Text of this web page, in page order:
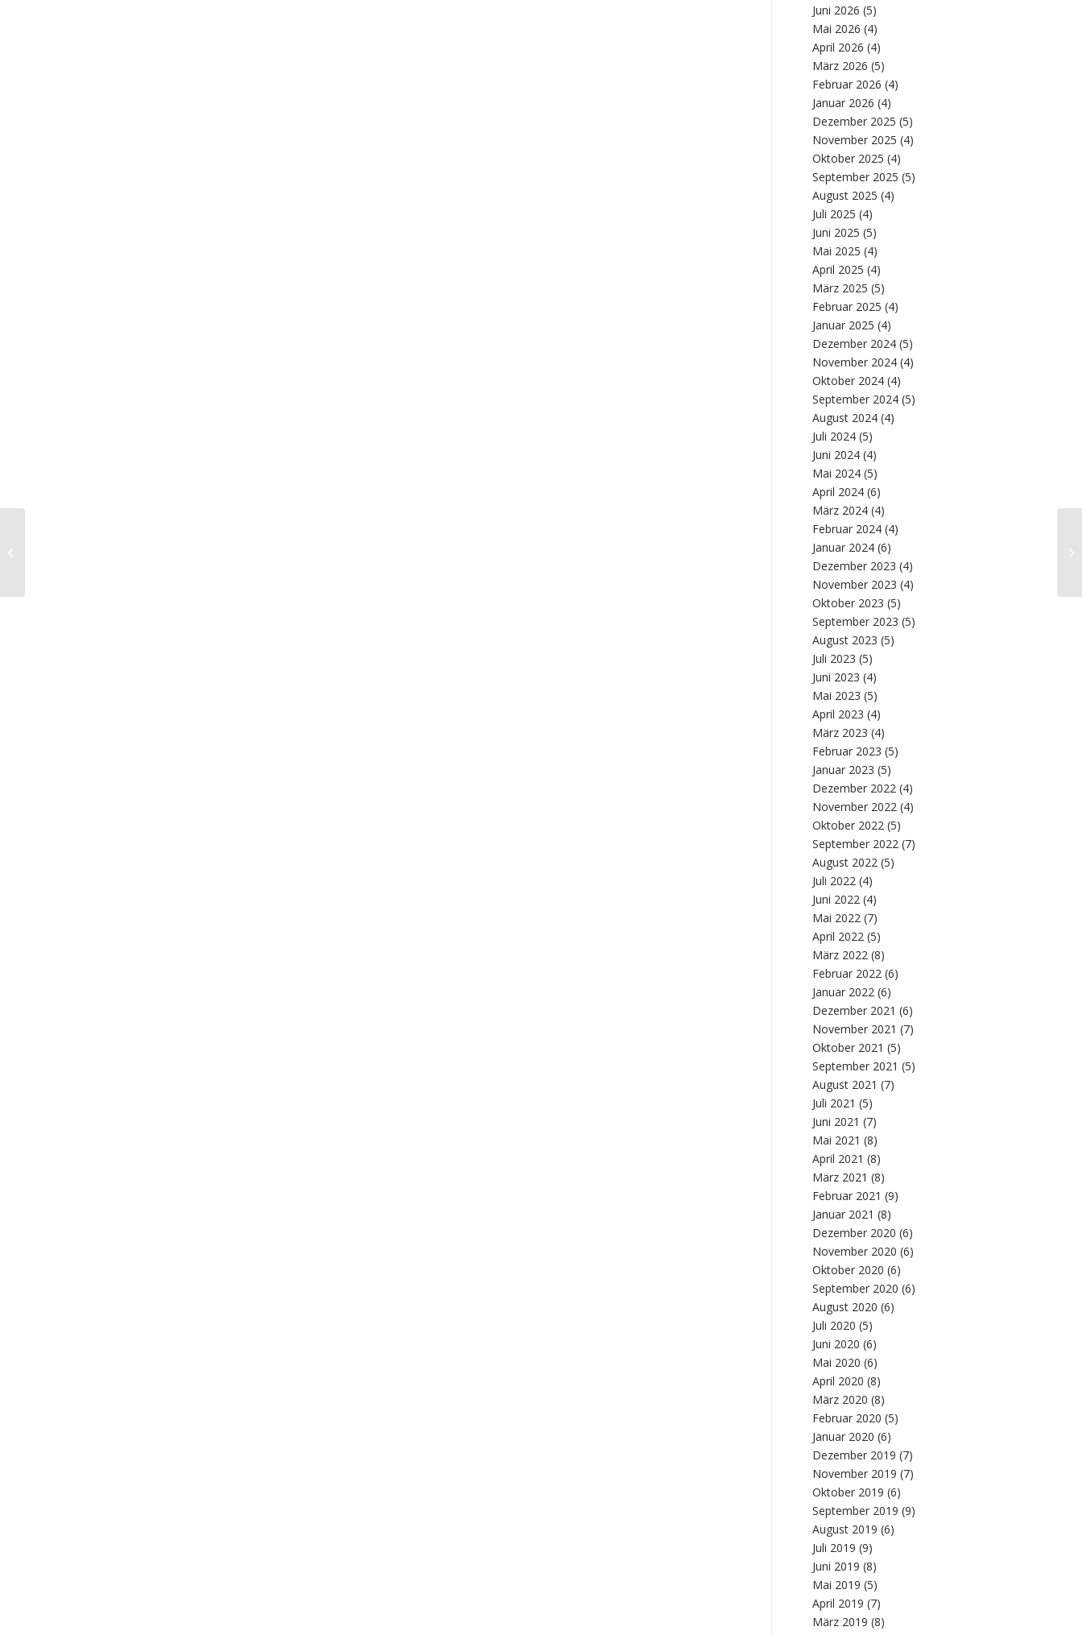
Juni 2026 (5)
Mai 2026 (4)
April 2026 (4)
März 2026 (5)
Februar 2026 (4)
Januar 2026 (4)
Dezember 2025 (5)
November 2025 (4)
Oktober 2025 (4)
September 2025 (5)
August 2025 (4)
Juli 2025 (4)
Juni 2025 (5)
Mai 2025 (4)
April 2025 (4)
März 2025 (5)
Februar 2025 (4)
Januar 2025 (4)
Dezember 2024 (5)
November 2024 (4)
Oktober 2024 (4)
September 2024 (5)
August 2024 (4)
Juli 2024 (5)
Juni 2024 (4)
Mai 2024 (5)
April 2024 (6)
März 2024 (4)
Februar 2024 (4)
Januar 2024 (6)
Dezember 2023 (4)
November 2023 (4)
Oktober 2023 (5)
September 2023 (5)
August 2023 (5)
Juli 2023 (5)
Juni 2023 (4)
Mai 2023 (5)
April 2023 (4)
März 2023 (4)
Februar 2023 (5)
Januar 2023 (5)
Dezember 2022 (4)
November 2022 (4)
Oktober 2022 (5)
September 2022 (7)
August 2022 (5)
Juli 2022 (4)
Juni 2022 (4)
Mai 2022 (7)
April 2022 (5)
März 2022 (8)
Februar 2022 (6)
Januar 2022 (6)
Dezember 2021 (6)
November 2021 (7)
Oktober 2021 (5)
September 2021 (5)
August 2021 (7)
Juli 2021 (5)
Juni 2021 (7)
Mai 2021 (8)
April 2021 (8)
März 2021 (8)
Februar 2021 (9)
Januar 2021 (8)
Dezember 2020 (6)
November 2020 (6)
Oktober 2020 (6)
September 2020 (6)
August 2020 (6)
Juli 2020 (5)
Juni 2020 (6)
Mai 2020 (6)
April 2020 (8)
März 2020 (8)
Februar 2020 (5)
Januar 2020 (6)
Dezember 2019 (7)
November 2019 (7)
Oktober 2019 (6)
September 2019 (9)
August 2019 (6)
Juli 2019 (9)
Juni 2019 (8)
Mai 2019 (5)
April 2019 (7)
März 2019 (8)